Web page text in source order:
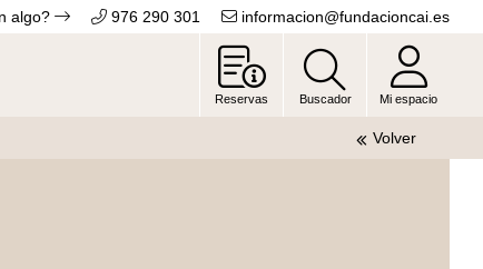
algo? 976 290 301 informacion@fundacioncai.es
Reservas Buscador Mi espacio
Volver